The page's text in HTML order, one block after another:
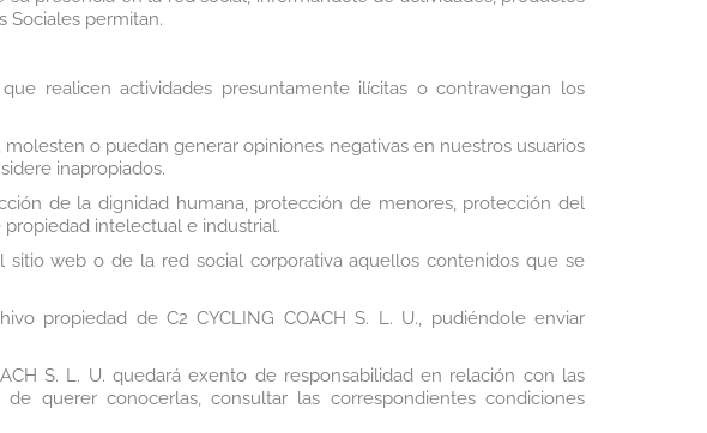
Sociales permitan.
realicen actividades presuntamente ilícitas o contravengan los
o puedan generar opiniones negativas en nuestros usuarios
inapropiados.
de la dignidad humana, protección de menores, protección del
intelectual e industrial.
sitio web o de la red social corporativa aquellos contenidos que se
propiedad de C2 CYCLING COACH S. L. U., pudiéndole enviar
S. L. U. quedará exento de responsabilidad en relación con las
querer conocerlas, consultar las correspondientes condiciones